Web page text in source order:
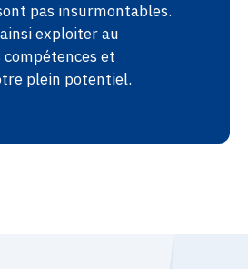
pas insurmontables.
exploiter au
et
plein potentiel.